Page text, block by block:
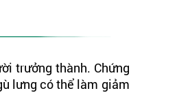
trưởng thành. Chứng
lưng có thể làm giảm